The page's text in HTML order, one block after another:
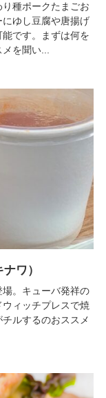
種ポークたまごお
ゆし豆腐や唐揚げ
です。まずは何を
を聞い...
ワ）
。キューバ発祥の
ィッチプレスで焼
ルするのおススメ